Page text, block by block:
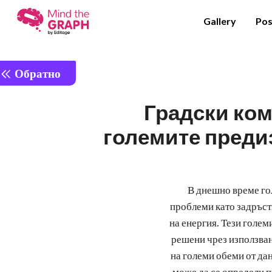
Gallery
Обратно
Градски
големите
В днешно време
проблеми като
на енергия. Тези
решени чрез
на големи обеми от